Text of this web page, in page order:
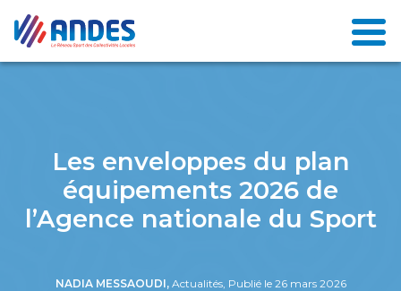
Les enveloppes du plan
équipements 2026 de
l’Agence nationale du Sport
NADIA MESSAOUDI, Actualités, Publié le 26 mars 2026